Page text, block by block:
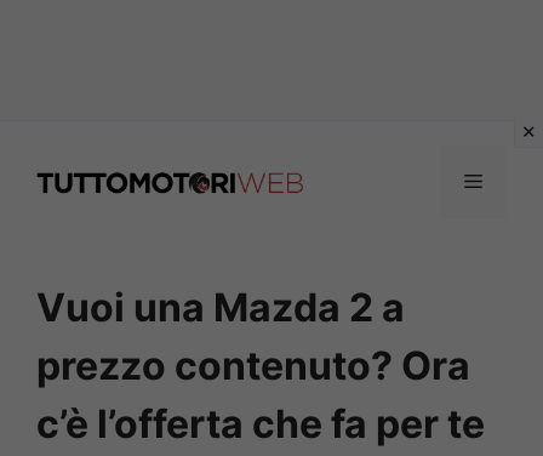
Menu
Vuoi una Mazda 2 a
prezzo contenuto? Ora
c’è l’offerta che fa per te